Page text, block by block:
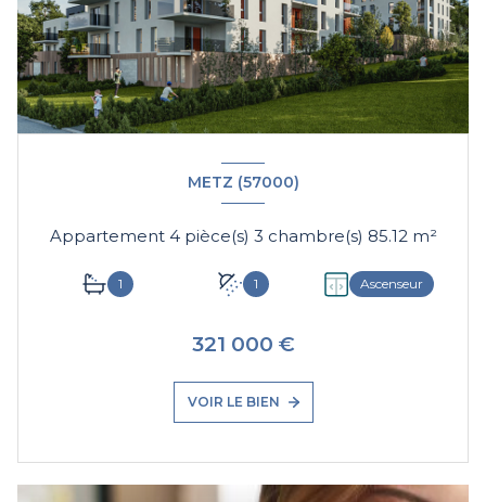
METZ (57000)
Appartement 4 pièce(s) 3 chambre(s) 85.12 m²
1 1 Ascenseur
321 000 €
VOIR LE BIEN